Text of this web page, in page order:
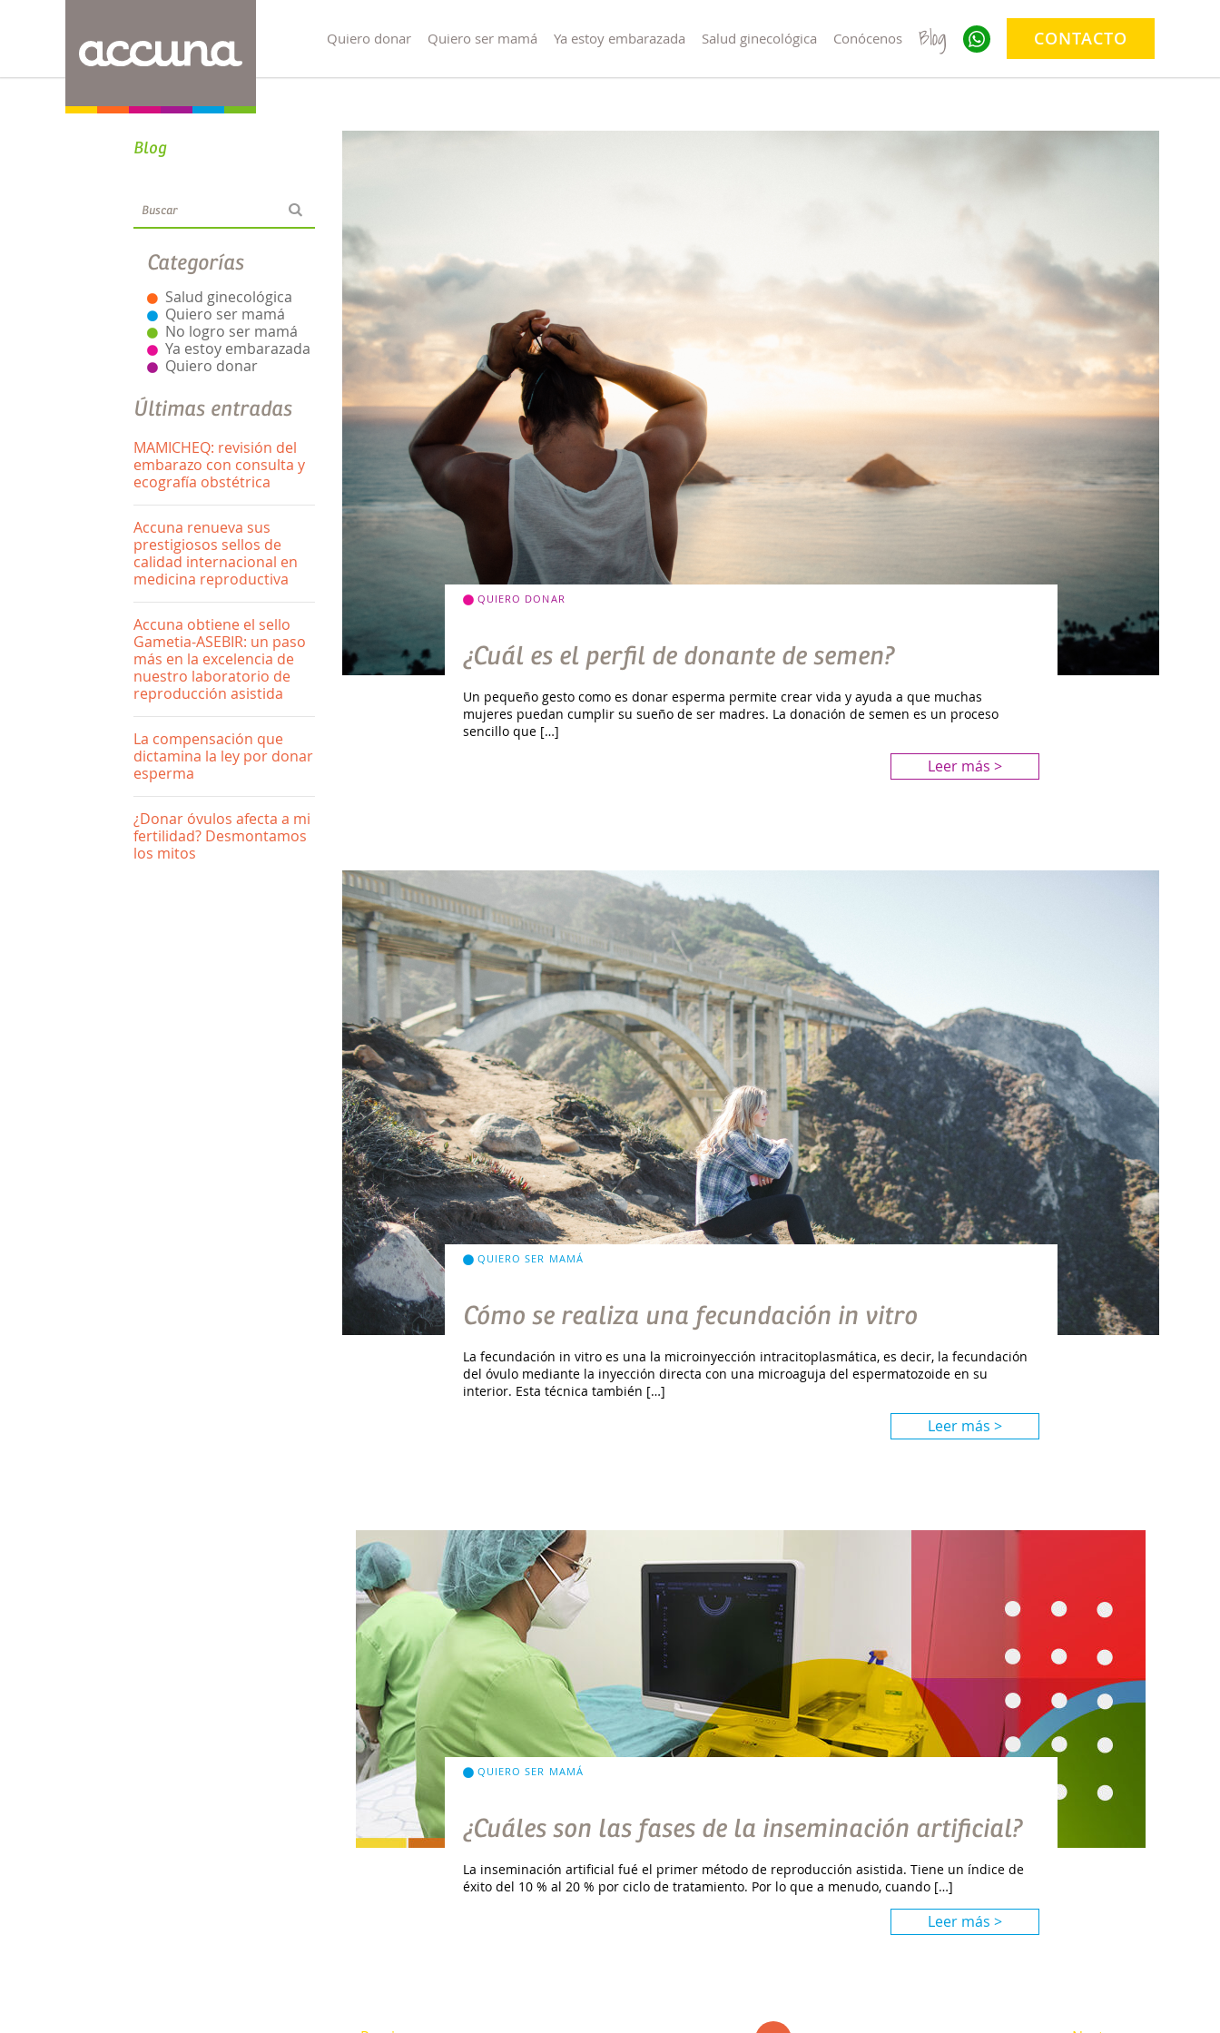
Quiero donar Quiero ser mamá Ya estoy embarazada Salud ginecológica Conócenos Blog CONTACTO
Blog
Categorías
Salud ginecológica
Quiero ser mamá
No logro ser mamá
Ya estoy embarazada
Quiero donar
Últimas entradas
MAMICHEQ: revisión del
embarazo con consulta y
ecografía obstétrica
Accuna renueva sus
prestigiosos sellos de
calidad internacional en
medicina reproductiva
Accuna obtiene el sello
Gametia-ASEBIR: un paso
más en la excelencia de
nuestro laboratorio de
reproducción asistida
La compensación que
dictamina la ley por donar
esperma
¿Donar óvulos afecta a mi
fertilidad? Desmontamos
los mitos
QUIERO DONAR
¿Cuál es el perfil de donante de semen?
Un pequeño gesto como es donar esperma permite crear vida y ayuda a que muchas
mujeres puedan cumplir su sueño de ser madres. La donación de semen es un proceso
sencillo que […]
Leer más >
QUIERO SER MAMÁ
Cómo se realiza una fecundación in vitro
La fecundación in vitro es una la microinyección intracitoplasmática, es decir, la fecundación
del óvulo mediante la inyección directa con una microaguja del espermatozoide en su
interior. Esta técnica también […]
Leer más >
QUIERO SER MAMÁ
¿Cuáles son las fases de la inseminación artificial?
La inseminación artificial fué el primer método de reproducción asistida. Tiene un índice de
éxito del 10 % al 20 % por ciclo de tratamiento. Por lo que a menudo, cuando […]
Leer más >